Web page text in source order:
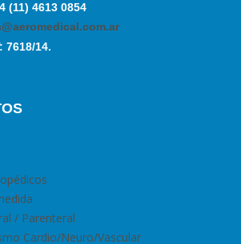
(11) 4613 0854
7618/14.
/ Parenteral
Cardio/Neuro/Vascular